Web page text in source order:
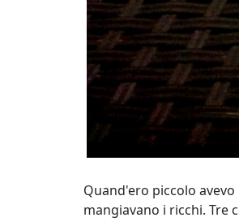
Quand'ero piccolo
mangiavano i ricchi. Tre